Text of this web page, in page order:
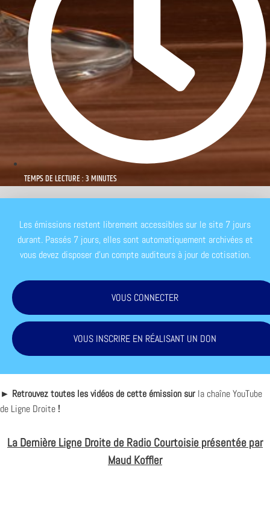
TEMPS DE LECTURE : 3 MINUTES
Les émissions restent librement accessibles sur le site 7 jours
durant. Passés 7 jours, elles sont automatiquement archivées et
vous devez disposer d'un compte auditeurs à jour de cotisation.
VOUS CONNECTER
VOUS INSCRIRE EN RÉALISANT UN DON
► Retrouvez toutes les vidéos de cette émission sur la chaîne YouTube
de Ligne Droite !
La Dernière Ligne Droite de Radio Courtoisie présentée par
Maud Koffler